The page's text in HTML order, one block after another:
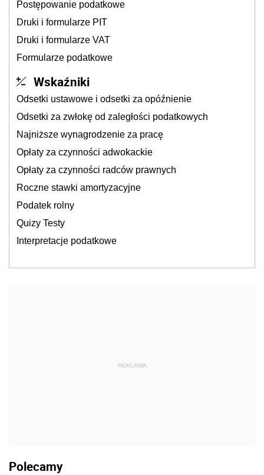
Postępowanie podatkowe
Druki i formularze PIT
Druki i formularze VAT
Formularze podatkowe
Wskaźniki
Odsetki ustawowe i odsetki za opóźnienie
Odsetki za zwłokę od zaległości podatkowych
Najniższe wynagrodzenie za pracę
Opłaty za czynności adwokackie
Opłaty za czynności radców prawnych
Roczne stawki amortyzacyjne
Podatek rolny
Quizy Testy
Interpretacje podatkowe
REKLAMA
Polecamy